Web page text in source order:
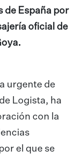
de España por
oficial de
urgente de
Logista, ha
con la
el que se